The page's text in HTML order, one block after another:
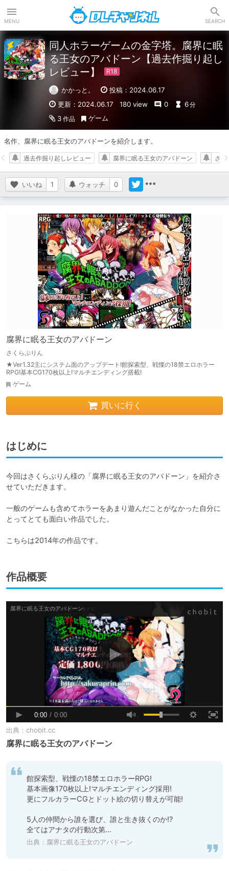
MENU SEARCH
同人ホラーゲームの金字塔。腐界に眠
る王女のアバドーン【過去作掘り起し
レビュー】
かかっと。
投稿：2024.06.17
更新：2024.06.17
180 view 0 6分
3 作品 ゲーム
名作、腐界に眠る王女のアバドーンを紹介します。
いいね 1 ウォッチ 0
過去作掘り起しレビュー 腐界に眠る王女のアバドーン さく
腐界に眠る王女のアバドーン
さくらぷりん
★Ver1.32主にシステム面のアップデート!館探索型、戦慄の18禁エロホラー
RPG!基本CG170枚以上!マルチエンディング搭載!
ゲーム
買いに行く
はじめに
今回はさくらぷりん様の「腐界に眠る王女のアバドーン」を紹介さ
せていただきます。
一般のゲームも含めてホラーをあまり遊んだことがなかった自分に
とってとても面白い作品でした。
こちらは2014年の作品です。
作品概要
出典： chobit.cc
腐界に眠る王女のアバドーン
館探索型、戦慄の18禁エロホラーRPG!
基本画像170枚以上!マルチエンディング採用!
更にフルカラーCGとドット絵の切り替えが可能!
5人の仲間から誰を選び、誰と生き抜くのか!?
全てはアナタの行動次第…
出典： 腐界に眠る王女のアバドーン